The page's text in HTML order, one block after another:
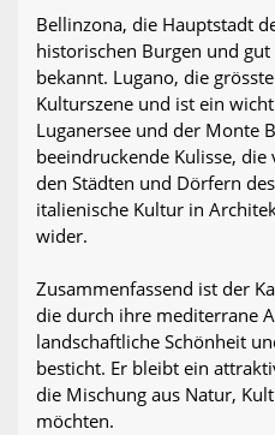
Bellinzona, die Hauptstadt
historischen Burgen und
bekannt. Lugano, die
Kulturszene und ist ein
Luganersee und der Monte
beeindruckende Kulisse, die
den Städten und Dörfern
italienische Kultur in
wider.
Zusammenfassend ist der
die durch ihre mediterrane
landschaftliche Schönheit
besticht. Er bleibt ein
die Mischung aus Natur,
möchten.